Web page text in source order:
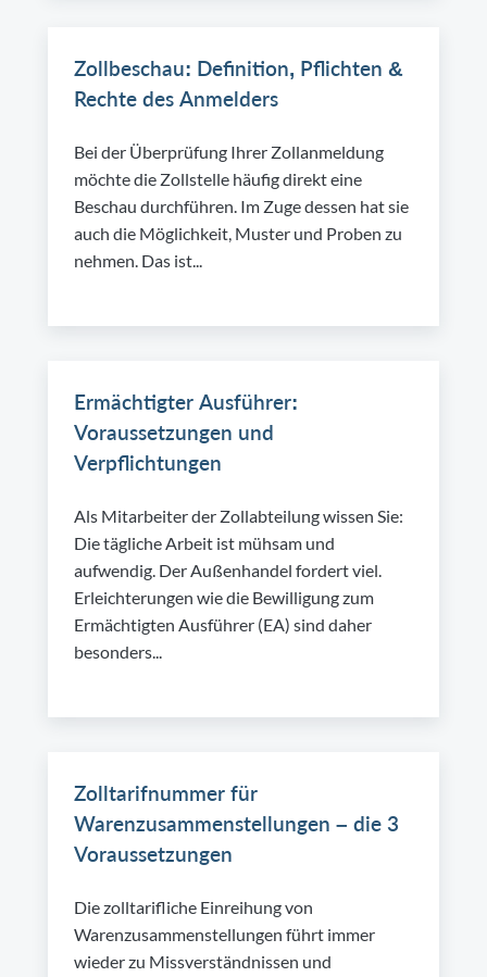
Zollbeschau: Definition, Pflichten &
Rechte des Anmelders
Bei der Überprüfung Ihrer Zollanmeldung
möchte die Zollstelle häufig direkt eine
Beschau durchführen. Im Zuge dessen hat sie
auch die Möglichkeit, Muster und Proben zu
nehmen. Das ist...
Ermächtigter Ausführer:
Voraussetzungen und
Verpflichtungen
Als Mitarbeiter der Zollabteilung wissen Sie:
Die tägliche Arbeit ist mühsam und
aufwendig. Der Außenhandel fordert viel.
Erleichterungen wie die Bewilligung zum
Ermächtigten Ausführer (EA) sind daher
besonders...
Zolltarifnummer für
Warenzusammenstellungen – die 3
Voraussetzungen
Die zolltarifliche Einreihung von
Warenzusammenstellungen führt immer
wieder zu Missverständnissen und